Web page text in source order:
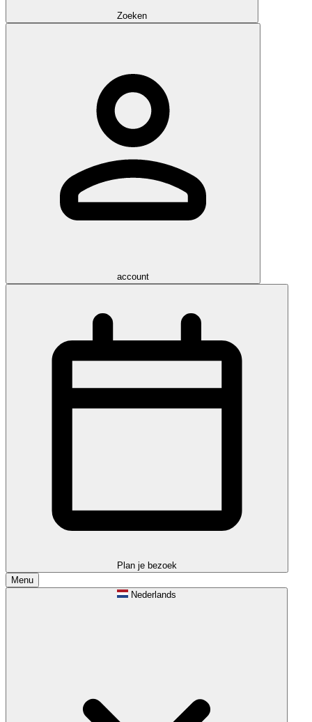
Zoeken
account
Plan je bezoek
Menu
Nederlands